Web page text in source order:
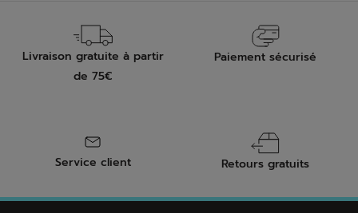
Livraison gratuite à partir
de 75€
Paiement sécurisé
Service client Retours gratuits